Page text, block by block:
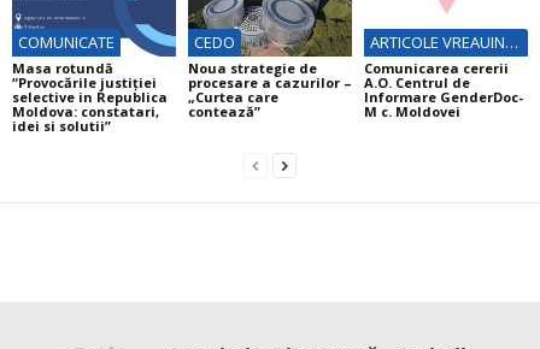
COMUNICATE
Masa rotundă
“Provocările justiției
selective in Republica
Moldova: constatari,
idei si solutii”
CEDO
Noua strategie de
procesare a cazurilor –
„Curtea care
contează”
ARTICOLE VREAUINFO
Comunicarea cererii
A.O. Centrul de
Informare GenderDoc-
M c. Moldovei